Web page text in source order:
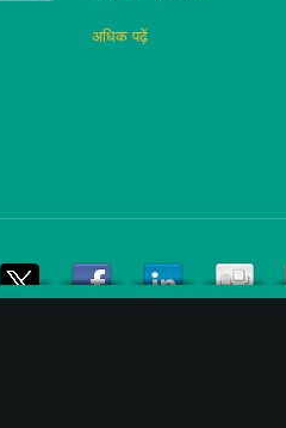
अधिक पढ़ें